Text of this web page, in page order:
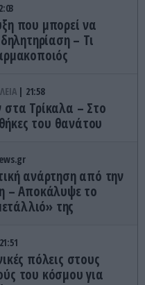
που μπορεί να
– Τι
21:58
Τρίκαλα – Στο
του θανάτου
ανάρτηση από την
– Αποκάλυψε το
της
21:51
πόλεις στους
του κόσμου για